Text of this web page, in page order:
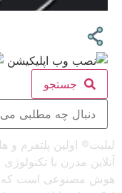
جستجو
لیلیت® اولین پلتفرم و
آنلاین مدرن با
هوش مصنوعی است که